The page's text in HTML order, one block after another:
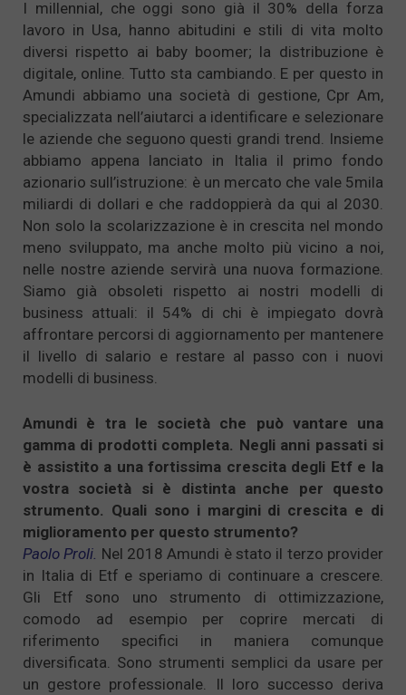
I millennial, che oggi sono già il 30% della forza
lavoro in Usa, hanno abitudini e stili di vita molto
diversi rispetto ai baby boomer; la distribuzione è
digitale, online. Tutto sta cambiando. E per questo in
Amundi abbiamo una società di gestione, Cpr Am,
specializzata nell’aiutarci a identificare e selezionare
le aziende che seguono questi grandi trend. Insieme
abbiamo appena lanciato in Italia il primo fondo
azionario sull’istruzione: è un mercato che vale 5mila
miliardi di dollari e che raddoppierà da qui al 2030.
Non solo la scolarizzazione è in crescita nel mondo
meno sviluppato, ma anche molto più vicino a noi,
nelle nostre aziende servirà una nuova formazione.
Siamo già obsoleti rispetto ai nostri modelli di
business attuali: il 54% di chi è impiegato dovrà
affrontare percorsi di aggiornamento per mantenere
il livello di salario e restare al passo con i nuovi
modelli di business.
Amundi è tra le società che può vantare una
gamma di prodotti completa. Negli anni passati si
è assistito a una fortissima crescita degli Etf e la
vostra società si è distinta anche per questo
strumento. Quali sono i margini di crescita e di
miglioramento per questo strumento?
Paolo Proli. Nel 2018 Amundi è stato il terzo provider
in Italia di Etf e speriamo di continuare a crescere.
Gli Etf sono uno strumento di ottimizzazione,
comodo ad esempio per coprire mercati di
riferimento specifici in maniera comunque
diversificata. Sono strumenti semplici da usare per
un gestore professionale. Il loro successo deriva